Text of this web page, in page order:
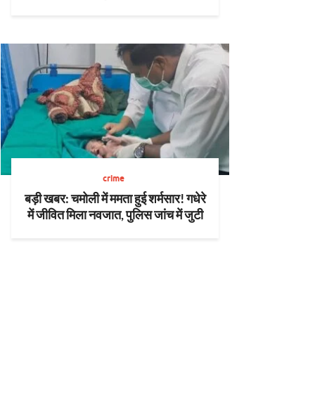
crime
बड़ी खबर: चमोली में ममता हुई शर्मसार! गधेरे
में जीवित मिला नवजात, पुलिस जांच में जुटी